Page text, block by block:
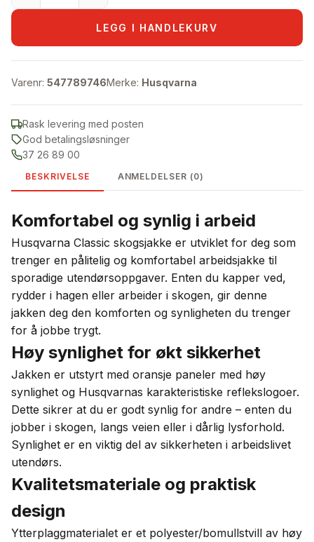
LEGG I HANDLEKURV
Varenr: 547789746Merke: Husqvarna
Rask levering med posten
God betalingsløsninger
37 26 89 00
BESKRIVELSE ANMELDELSER (0)
Komfortabel og synlig i arbeid
Husqvarna Classic skogsjakke er utviklet for deg som
trenger en pålitelig og komfortabel arbeidsjakke til
sporadige utendørsoppgaver. Enten du kapper ved,
rydder i hagen eller arbeider i skogen, gir denne
jakken deg den komforten og synligheten du trenger
for å jobbe trygt.
Høy synlighet for økt sikkerhet
Jakken er utstyrt med oransje paneler med høy
synlighet og Husqvarnas karakteristiske reflekslogoer.
Dette sikrer at du er godt synlig for andre – enten du
jobber i skogen, langs veien eller i dårlig lysforhold.
Synlighet er en viktig del av sikkerheten i arbeidslivet
utendørs.
Kvalitetsmateriale og praktisk
design
Ytterplaggmaterialet er et polyester/bomullstvill av høy